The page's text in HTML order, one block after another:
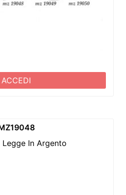
ACCEDI
In Argento